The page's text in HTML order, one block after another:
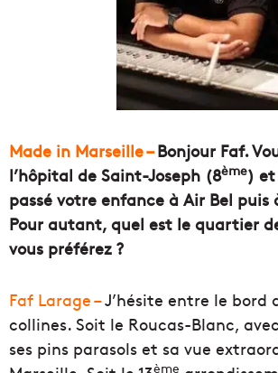
Made in Marseille –Bonjour Faf.
l’hôpital de Saint-Joseph (8ème) et
passé votre enfance à Air Bel puis
Pour autant, quel est le quartier
vous préférez ?
Faf Larage –J’hésite entre le bord
collines. Soit le Roucas-Blanc,
ses pins parasols et sa vue
ème